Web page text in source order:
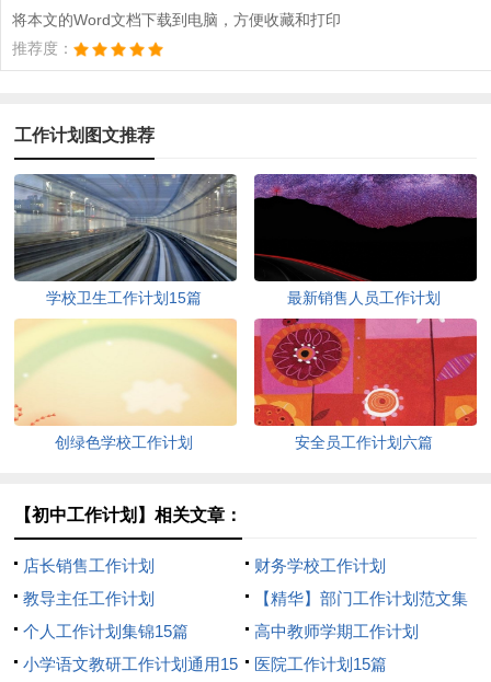
将本文的Word文档下载到电脑，方便收藏和打印
推荐度：
工作计划图文推荐
学校卫生工作计划15篇 最新销售人员工作计划
创绿色学校工作计划 安全员工作计划六篇
【初中工作计划】相关文章：
店长销售工作计划
财务学校工作计划
教导主任工作计划
【精华】部门工作计划范文集
合5篇
个人工作计划集锦15篇
高中教师学期工作计划
小学语文教研工作计划通用15
医院工作计划15篇